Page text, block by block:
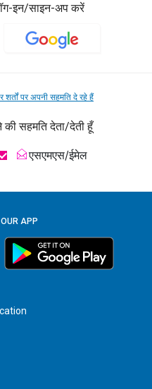
इन/साइन-अप करें
शर्तों पर अपनी सहमति दे रहे हैं
सहमति देता/देती हूँ
एसएमएस/ईमेल
APP